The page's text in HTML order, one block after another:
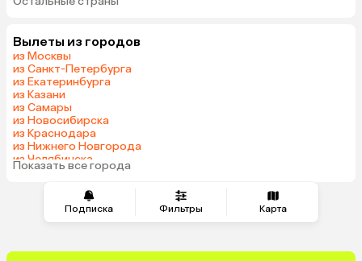
Подписка Фильтры Карта
ОАЭ
Армения
Казахстан
Узбекистан
Катар
Гонконг
Куба
Венгрия
Вылеты из городов
из Москвы
из Санкт-Петербурга
из Екатеринбурга
из Казани
из Самары
из Новосибирска
из Краснодара
из Нижнего Новгорода
из Челябинска
из Минеральных Вод
Показать все города